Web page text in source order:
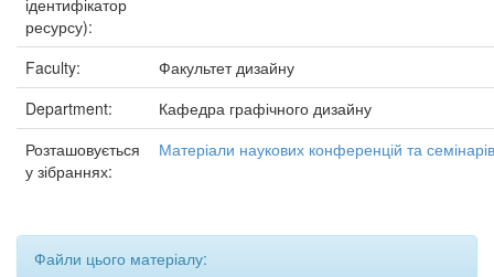
ідентифікатор
ресурсу):
Faculty:
Факультет дизайну
Department:
Кафедра графічного дизайну
Розташовується
у зібраннях:
Матеріали наукових конференцій та семінарів
Файли цього матеріалу: